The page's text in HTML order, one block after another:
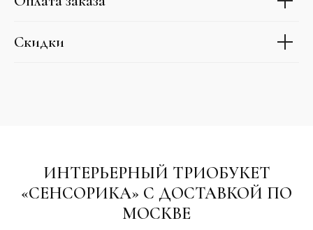
Скидки
ИНТЕРЬЕРНЫЙ ТРИОБУКЕТ
«СЕНСОРИКА» С ДОСТАВКОЙ ПО
МОСКВЕ